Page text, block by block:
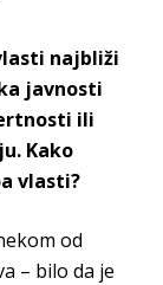
najbliži
javnosti
ili
Kako
vlasti?
od
– bilo da je